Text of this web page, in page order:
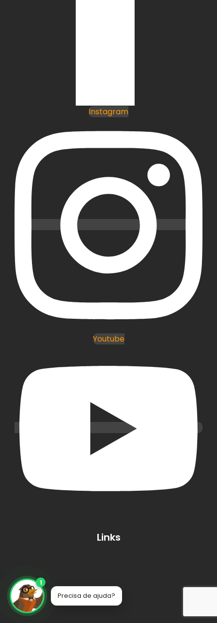
1
Precisa de ajuda?
Instagram
Youtube
Links